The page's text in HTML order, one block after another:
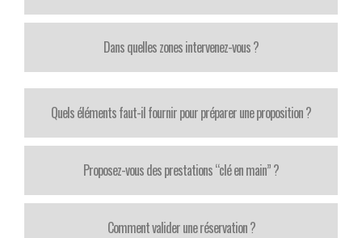
Dans quelles zones intervenez-vous ?
Quels éléments faut-il fournir pour préparer une proposition ?
Proposez-vous des prestations “clé en main” ?
Comment valider une réservation ?